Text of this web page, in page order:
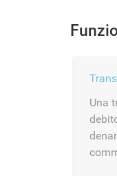
Una